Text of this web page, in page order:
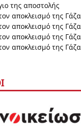
της αποστολής
αποκλεισμό της
αποκλεισμό της
αποκλεισμό της
αποκλεισμό της